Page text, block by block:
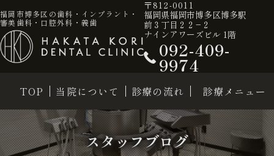
福岡市博多区の歯科・インプラント・
審美歯科・口腔外科・義歯
〒812-0011
福岡県福岡市博多区博多駅
前３丁目２２−２
ナインアワーズビル 1階
092-409-
9974
TOP 当院について 診療の流れ 診療メニュー
スタッフブログ